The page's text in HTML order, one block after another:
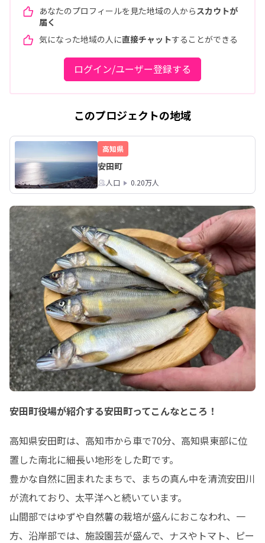
あなたのプロフィールを見た地域の人から スカウトが
届く
気になった地域の人に直接チャットすることができる
ログイン/ユーザー登録する
このプロジェクトの地域
高知県
安田町
人口 0.20万人
安田町役場が紹介する安田町ってこんなところ！
高知県安田町は、高知市から車で70分、高知県東部に位
置した南北に細長い地形をした町です。
豊かな自然に囲まれたまちで、まちの真ん中を清流安田川
が流れており、太平洋へと続いています。
山間部ではゆずや自然薯の栽培が盛んにおこなわれ、一
方、沿岸部では、施設園芸が盛んで、ナスやトマト、ピー